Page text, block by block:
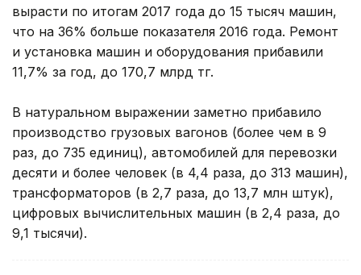
вырасти по итогам 2017 года до 15 тысяч машин,
что на 36% больше показателя 2016 года. Ремонт
и установка машин и оборудования прибавили
11,7% за год, до 170,7 млрд тг.
В натуральном выражении заметно прибавило
производство грузовых вагонов (более чем в 9
раз, до 735 единиц), автомобилей для перевозки
десяти и более человек (в 4,4 раза, до 313 машин),
трансформаторов (в 2,7 раза, до 13,7 млн штук),
цифровых вычислительных машин (в 2,4 раза, до
9,1 тысячи).